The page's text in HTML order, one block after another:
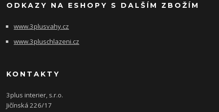
ODKAZY NA ESHOPY S DALŠÍM ZBOŽÍM
www.3plusvahy.cz
www.3pluschlazeni.cz
KONTAKTY
3plus interier, s.r.o.
Jičínská 226/17